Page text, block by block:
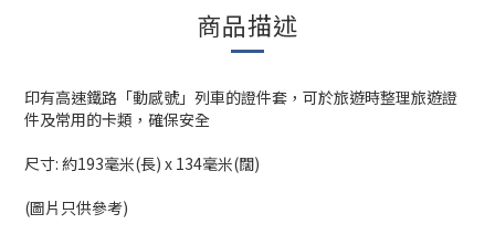
商品描述
印有高速鐵路「動感號」列車的證件套，可於旅遊時整理旅遊證
件及常用的卡類，確保安全
尺寸: 約193毫米(長) x 134毫米(闊)
(圖片只供參考)